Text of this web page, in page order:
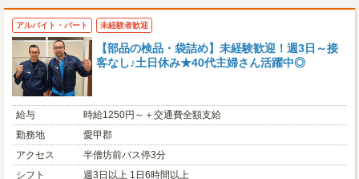
アルバイト・パート 未経験者歓迎
【部品の検品・袋詰め】未経験歓迎！週3日～接
客なし♪土日休み★40代主婦さん活躍中◎
給与
時給1250円～＋交通費全額支給
勤務地
愛甲郡
アクセス
半僧坊前バス停3分
シフト
週3日以上 1日6時間以上